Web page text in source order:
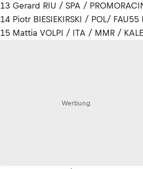
13 Gerard RIU / SPA /
14 Piotr BIESIEKIRSKI / POL/
15 Mattia VOLPI / ITA / MMR /
Werbung